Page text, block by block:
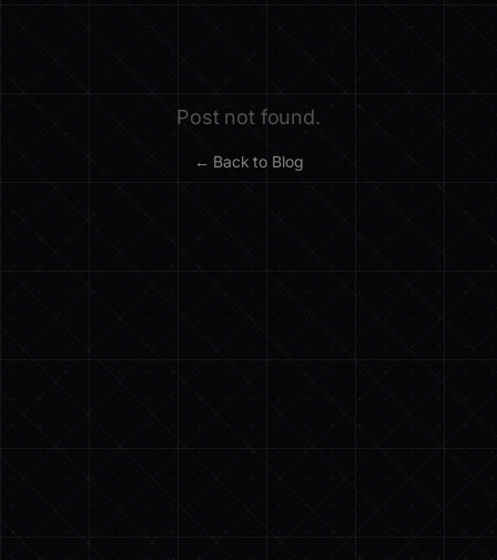
Post not found.
← Back to Blog